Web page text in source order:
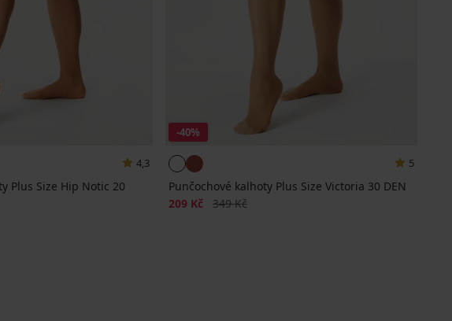
4,3
Plus Size Hip Notic 20
-40%
5
Punčochové kalhoty Plus Size Victoria 30 DEN
Sleva
209 Kč Původní cena
349 Kč